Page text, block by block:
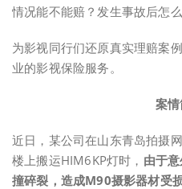
情况能不能赔？发生事故后怎
为影视同行们还原真实理赔案
业的影视保险服务。
案
近日，某公司在山东青岛拍摄
楼上搬运HIM6KP灯时， 由于
撞碎裂，造成M90摄影器材受